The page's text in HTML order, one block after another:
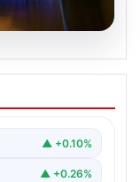
piyasalarında
▲ +0.10%
▲ +0.26%